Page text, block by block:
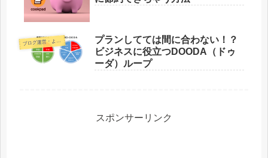
ブ
ログ運営・よもやま
プランしてては間に合わない！？
ビジネスに役立つDOODA（ドゥ
ーダ）ループ
スポンサーリンク